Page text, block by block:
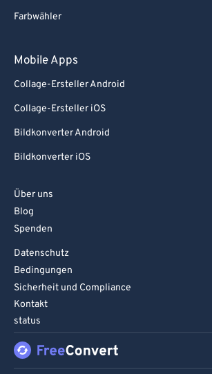
Farbwähler
Mobile Apps
Collage-Ersteller Android
Collage-Ersteller iOS
Bildkonverter Android
Bildkonverter iOS
Über uns
Blog
Spenden
Datenschutz
Bedingungen
Sicherheit und Compliance
Kontakt
status